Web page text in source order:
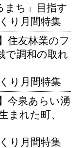
まち」目指す
り月間特集
住友林業のフ
で調和の取れ
り月間特集
今泉あらい湧
まれた町、
り月間特集